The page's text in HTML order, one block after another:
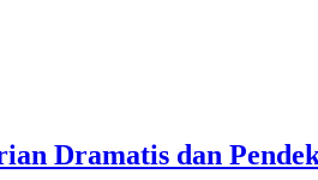
Dramatis dan